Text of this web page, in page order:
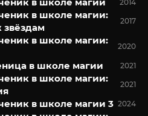
2014
в школе магии:
2017
в школе магии:
2020
в школе магии 2021
в школе магии:
2021
в школе магии 3 2024